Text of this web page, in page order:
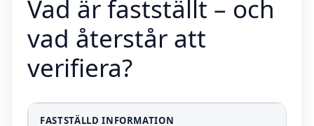
Vad är fastställt – och
vad återstår att
verifiera?
FASTSTÄLLD INFORMATION